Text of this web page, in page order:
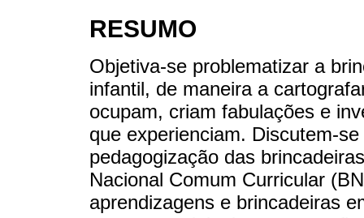
RESUMO
Objetiva-se problematizar a
infantil, de maneira a
ocupam, criam fabulações e
que experienciam. Discutem-
pedagogização das
Nacional Comum Curricular
aprendizagens e brincadeiras